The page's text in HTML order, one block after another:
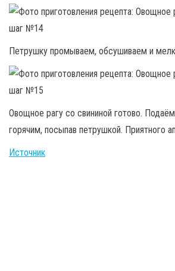
Петрушку промываем, обсушиваем и
Овощное рагу со свининой готово.
горячим, посыпав петрушкой. Приятного
Источник